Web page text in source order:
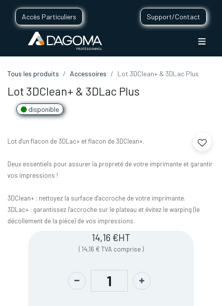
Accès Particuliers Support/Contact
Tous les produits Accessoires Lot 3DClean+ & 3DLac Plus
Lot 3DClean+ & 3DLac Plus
disponible
Lot d'un flacon de 3DLac+ et flacon de 3DClean+.
Deux essentiels pour assurer la propreté de votre imprimante et garantir
vos impressions !
3DClean+ : nettoyez la surface d'accroche de votre imprimante.
3DLac+ : garantissez l'accroche sur le plateau et évitez le warping (le
décollement de la pièce) de vos impressions.
14,16 €HT
( 14,16 € TVA comprise )